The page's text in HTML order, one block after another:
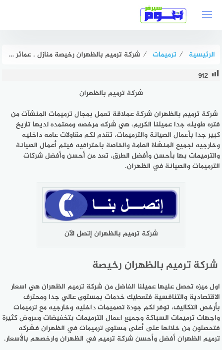
الرئيسية ⁄ ترميمات ⁄ شركة ترميم بالظهران رخيصة منازل . عمائر . فلل بخصم 50% هوم سيرفر
912
شركة ترميم بالظهران
شركة ترميم بالظهران شركة عملاقة تعمل بمجال ترميمات المنشآت من
فتره طويله جدا عميلنا الكريم، هي شركه مرخصه ومعتمده لديها تاريخ
كبير جدا بأعمال الصيانة والترميمات، تقدم لكم مقاولات عامه داخليه
وخارجيه لجميع المنشاة العامة والخاصة باحترافيه فيتم أعمال الصيانة
والترميمات بها بأحسن وأفضل الطرق، تعد من أحسن وأفضل شركات
الترميمات والصيانة في الظهران.
شركة ترميم بالظهران إتصل الآن
شركة ترميم بالظهران رخيصة
اول ميزه تحصل عليها عميلنا الفاضل من شركة ترميم الظهران هي اسعار
الاقتصادية والتنافسية فتعطيك خدمات بمستوى عالي جدا ومحترف
بأرخص التكاليف، توفر لكم جودة تصميمات داخليه وخارجيه مع ترميمات
واجهات ترميمات السباكة وجميع اعمال الترميمات بتخفيضات وعروض كثيرة
فتحصلون من خلالها على أعلى مستوى ترميمات في الظهران فشركه
ترميم الظهران أفضل وأحسن شركة ترميم في الظهران وارخصهم بالأسعار.